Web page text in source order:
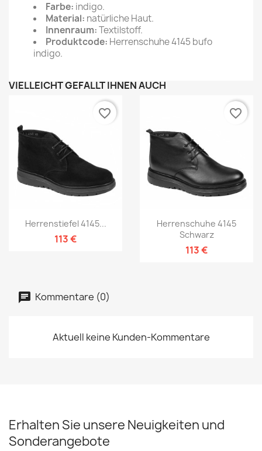
Farbe: indigo.
Material: natürliche Haut.
Innenraum:Textilstoff.
Produktcode: Herrenschuhe 4145 bufo
indigo.
VIELLEICHT GEFÄLLT IHNEN AUCH
Herrenstiefel 4145...
113 €
favorite_border
Herrenschuhe 4145
Schwarz
113 €
favorite_border
Kommentare (0)
Aktuell keine Kunden-Kommentare
Erhalten Sie unsere Neuigkeiten und
Sonderangebote